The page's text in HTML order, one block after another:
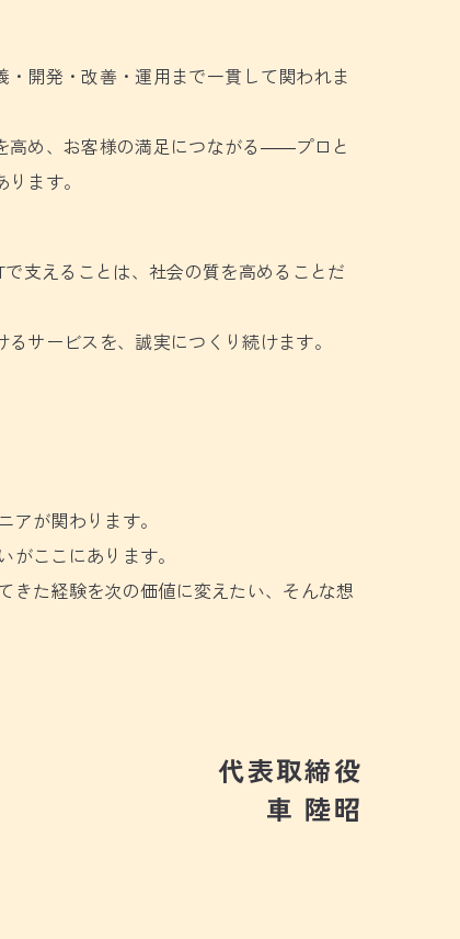
開発・改善・運用まで一貫して関われま
高め、お客様の満足につながる――プロと
ます。
支えることは、社会の質を高めることだ
サービスを、誠実につくり続けます。
が関わります。
ここにあります。
きた経験を次の価値に変えたい、そんな想
代表取締役
車 陸昭